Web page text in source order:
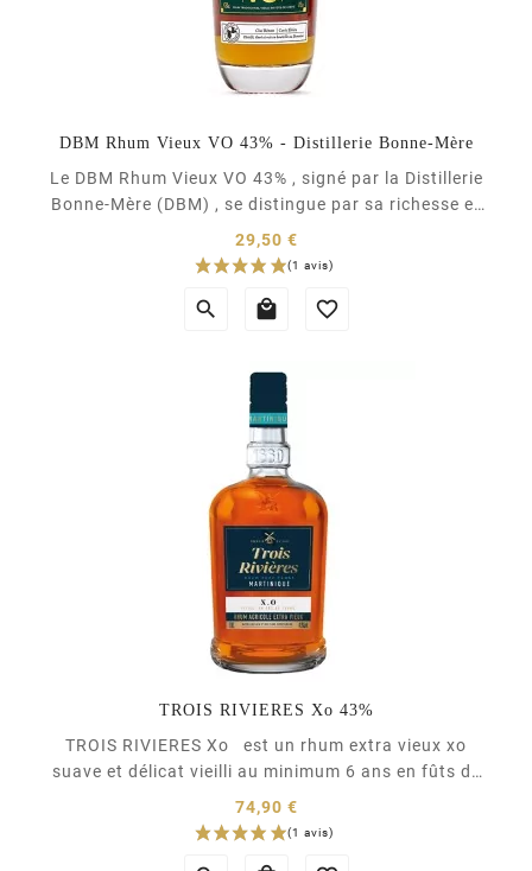
DBM Rhum Vieux VO 43% - Distillerie Bonne-Mère
Le DBM Rhum Vieux VO 43% , signé par la Distillerie
Bonne-Mère (DBM) , se distingue par sa richesse et
sa complexité aromatique, fruit d’un vieillissement
29,50 €
Prix
  
TROIS RIVIERES Xo 43%
TROIS RIVIERES Xo est un rhum extra vieux xo
suave et délicat vieilli au minimum 6 ans en fûts de
chêne français. Élaboré selon les strictes règles de
l'AOC Martinique par le Maître de Chai Daniel Baudin,
74,90 €
Prix